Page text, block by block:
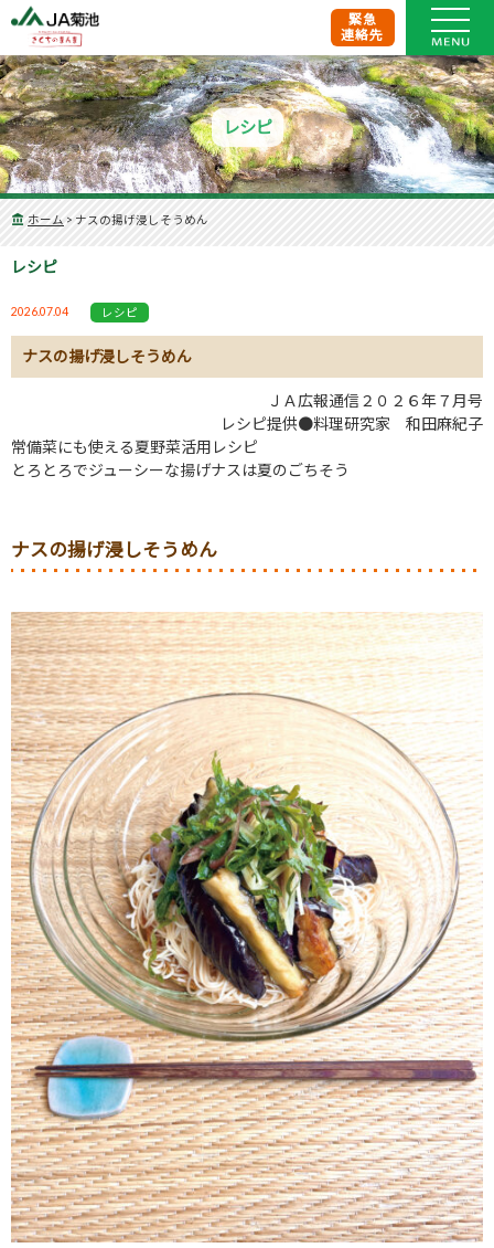
緊急
連絡先
レシピ
ホーム > ナスの揚げ浸しそうめん
レシピ
2026.07.04 レシピ
ナスの揚げ浸しそうめん
ＪＡ広報通信２０２６年７月号
レシピ提供●料理研究家 和田麻紀子
常備菜にも使える夏野菜活用レシピ
とろとろでジューシーな揚げナスは夏のごちそう
ナスの揚げ浸しそうめん